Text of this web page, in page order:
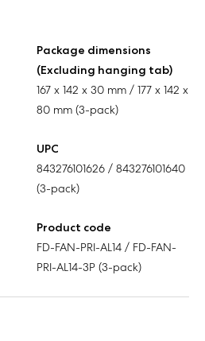
Package dimensions
(Excluding hanging tab)
167 x 142 x 30 mm / 177 x 142 x
80 mm (3-pack)
UPC
843276101626 / 843276101640
(3-pack)
Product code
FD-FAN-PRI-AL14 / FD-FAN-
PRI-AL14-3P (3-pack)